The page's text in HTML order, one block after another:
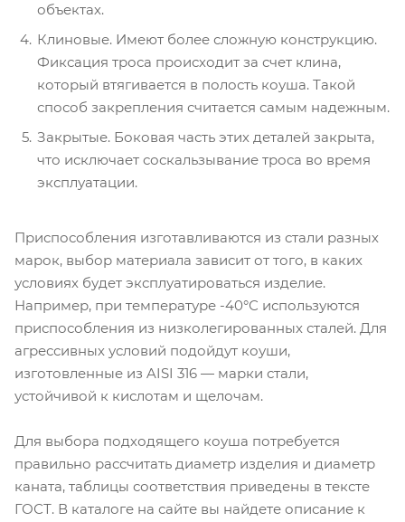
объектах.
Клиновые. Имеют более сложную конструкцию.
Фиксация троса происходит за счет клина,
который втягивается в полость коуша. Такой
способ закрепления считается самым надежным.
Закрытые. Боковая часть этих деталей закрыта,
что исключает соскальзывание троса во время
эксплуатации.
Приспособления изготавливаются из стали разных
марок, выбор материала зависит от того, в каких
условиях будет эксплуатироваться изделие.
Например, при температуре -40°С используются
приспособления из низколегированных сталей. Для
агрессивных условий подойдут коуши,
изготовленные из AISI 316 — марки стали,
устойчивой к кислотам и щелочам.
Для выбора подходящего коуша потребуется
правильно рассчитать диаметр изделия и диаметр
каната, таблицы соответствия приведены в тексте
ГОСТ. В каталоге на сайте вы найдете описание к